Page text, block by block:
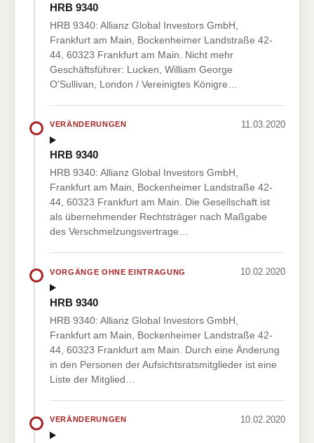
HRB 9340
HRB 9340: Allianz Global Investors GmbH,
Frankfurt am Main, Bockenheimer Landstraße 42-
44, 60323 Frankfurt am Main. Nicht mehr
Geschäftsführer: Lucken, William George
O'Sullivan, London / Vereinigtes Königre…
VERÄNDERUNGEN 11.03.2020
HRB 9340
HRB 9340: Allianz Global Investors GmbH,
Frankfurt am Main, Bockenheimer Landstraße 42-
44, 60323 Frankfurt am Main. Die Gesellschaft ist
als übernehmender Rechtsträger nach Maßgabe
des Verschmelzungsvertrage…
VORGÄNGE OHNE EINTRAGUNG 10.02.2020
HRB 9340
HRB 9340: Allianz Global Investors GmbH,
Frankfurt am Main, Bockenheimer Landstraße 42-
44, 60323 Frankfurt am Main. Durch eine Änderung
in den Personen der Aufsichtsratsmitglieder ist eine
Liste der Mitglied…
VERÄNDERUNGEN 10.02.2020